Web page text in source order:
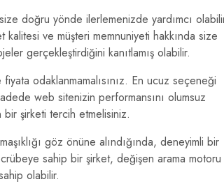
doğru yönde ilerlemenizde yardımcı
kalitesi ve müşteri memnuniyeti hakkında size
gerçekleştirdiğini kanıtlamış olabilir.
odaklanmamalısınız. En ucuz seçeneği
web sitenizin performansını olumsuz
şirketi tercih etmelisiniz.
göz önüne alındığında, deneyimli bir
sahip bir şirket, değişen arama motoru
olabilir.